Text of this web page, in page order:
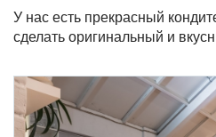
У нас есть прекрасный
сделать оригинальный и